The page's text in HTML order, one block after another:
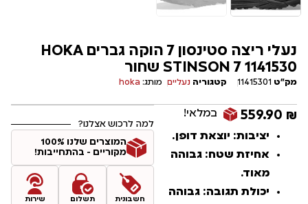
נעלי ריצה סטינסון 7 הוקה גברים HOKA
STINSON 7 1141530 שחור
מק"ט 11415301 קטגוריה נעליים מותג: hoka
559.90 ₪
במלאי!
יציבות: יוצאת דופן.
אחיזת שטח: גבוהה
מאוד.
יכולת תגובה: גבוהה
למה לרכוש אצלנו?
המוצרים שלנו 100%
מקוריים - בהתחייבות!
חשבונית
תשלום
שירות